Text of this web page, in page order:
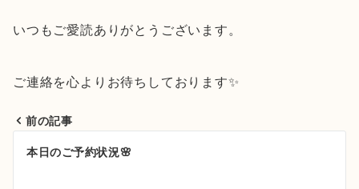
いつもご愛読ありがとうございます。
ご連絡を心よりお待ちしております✨
投
前の記事
本日のご予約状況🌸